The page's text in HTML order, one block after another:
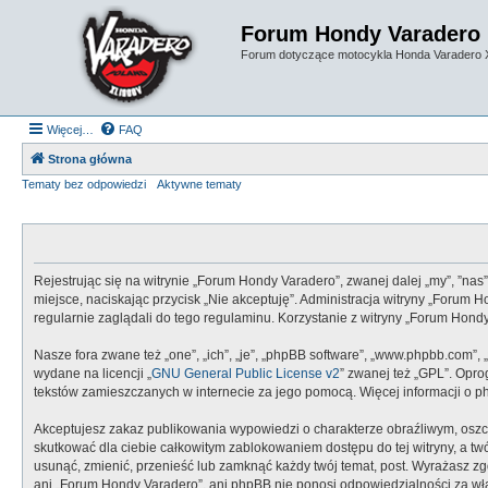
Forum Hondy Varadero
Forum dotyczące motocykla Honda Varadero
Więcej… FAQ
Strona główna
Tematy bez odpowiedzi
Aktywne tematy
Rejestrując się na witrynie „Forum Hondy Varadero”, zwanej dalej „my”,
miejsce, naciskając przycisk „Nie akceptuję”. Administracja witryny
regularnie zaglądali do tego regulaminu. Korzystanie z witryny „Forum
Nasze fora zwane też „one”, „ich”, „je”, „phpBB software”,
wydane na licencji „ GNU General Public License v2” zwanej też „GPL”.
tekstów zamieszczanych w internecie za jego pomocą. Więcej informacji o
Akceptujesz zakaz publikowania wypowiedzi o charakterze obraźliwym,
skutkować dla ciebie całkowitym zablokowaniem dostępu do tej witryny, a
usunąć, zmienić, przenieść lub zamknąć każdy twój temat, post. Wyrażasz
ani „Forum Hondy Varadero”, ani phpBB nie ponosi odpowiedzialności za